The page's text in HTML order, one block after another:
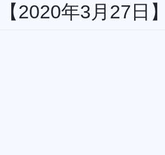
2020年3月27日】